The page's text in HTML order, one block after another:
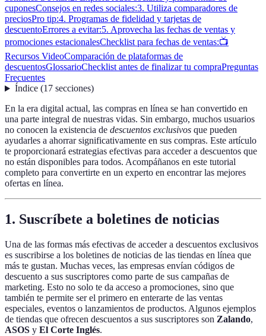
cuponesConsejos en redes sociales:3. Utiliza comparadores de
preciosPro tip:4. Programas de fidelidad y tarjetas de
descuentoErrores a evitar:5. Aprovecha las fechas de ventas y
promociones estacionalesChecklist para fechas de ventas:📺
Recursos VideoComparación de plataformas de
descuentosGlossarioChecklist antes de finalizar tu compraPreguntas
Frecuentes
Índice(17 secciones)
En la era digital actual, las compras en línea se han convertido en
una parte integral de nuestras vidas. Sin embargo, muchos usuarios
no conocen la existencia de descuentos exclusivos que pueden
ayudarles a ahorrar significativamente en sus compras. Este artículo
te proporcionará estrategias efectivas para acceder a descuentos que
no están disponibles para todos. Acompáñanos en este tutorial
completo para convertirte en un experto en encontrar las mejores
ofertas en línea.
1. Suscríbete a boletines de noticias
Una de las formas más efectivas de acceder a descuentos exclusivos
es suscribirse a los boletines de noticias de las tiendas en línea que
más te gustan. Muchas veces, las empresas envían códigos de
descuento a sus suscriptores como parte de sus campañas de
marketing. Esto no solo te da acceso a promociones, sino que
también te permite ser el primero en enterarte de las ventas
especiales, eventos o lanzamientos de productos. Algunos ejemplos
de tiendas que ofrecen descuentos a sus suscriptores son Zalando,
ASOS y El Corte Inglés.